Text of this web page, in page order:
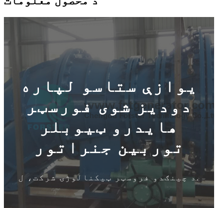
یوازې ستاسو لپاره
دودیز شوی فورسټر
هایدرو ټیوبلر
توربین جنراتور
د چینګدو فروسټر ټیکنالوژۍ شرکت، ل.